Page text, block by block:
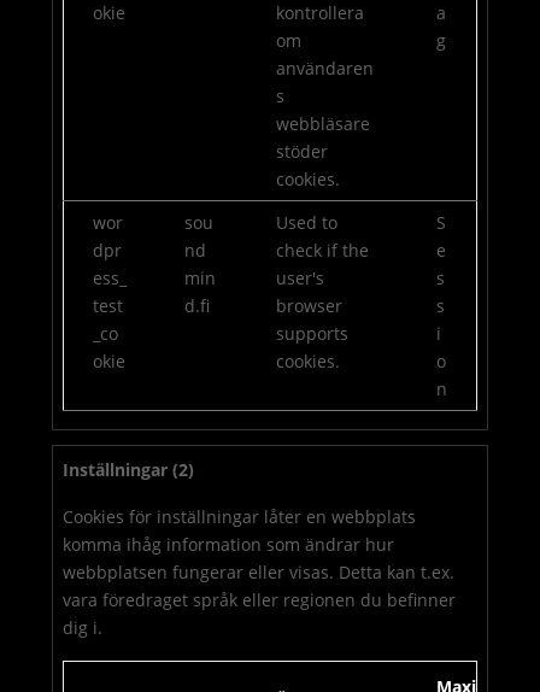
okie
kontrollera
om
användaren
s
webbläsare
stöder
cookies.
a
g
wor
dpr
ess_
test
_co
okie
sou
nd
min
d.fi
Used to
check if the
user's
browser
supports
cookies.
S
e
s
s
i
o
n
Inställningar (2)
Cookies för inställningar låter en webbplats
komma ihåg information som ändrar hur
webbplatsen fungerar eller visas. Detta kan t.ex.
vara föredraget språk eller regionen du befinner
dig i.
Maximal